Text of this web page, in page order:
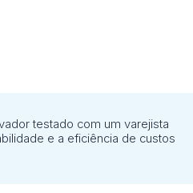
testado com um varejista
e a eficiência de custos